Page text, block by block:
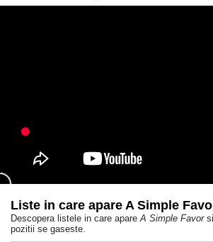
Liste in care apare A Simple
Descopera listele in care apare A Simple Favorsi
pozitii se gaseste.